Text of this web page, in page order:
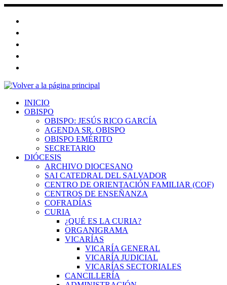
Saltar
INICIO
OBISPO
OBISPO: JESÚS RICO GARCÍA
AGENDA SR. OBISPO
OBISPO EMÉRITO
SECRETARIO
DIÓCESIS
ARCHIVO DIOCESANO
SAI CATEDRAL DEL SALVADOR
CENTRO DE ORIENTACIÓN FAMILIAR (COF)
CENTROS DE ENSEÑANZA
COFRADÍAS
CURIA
¿QUÉ ES LA CURIA?
ORGANIGRAMA
VICARÍAS
VICARÍA GENERAL
VICARÍA JUDICIAL
VICARÍAS SECTORIALES
CANCILLERÍA